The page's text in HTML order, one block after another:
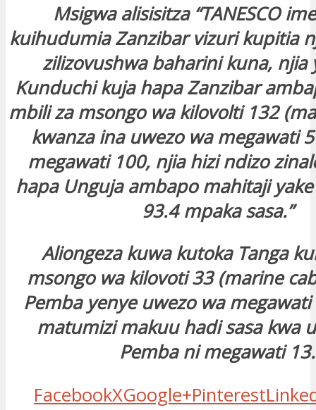
Msigwa alisisitza “TANESCO
kuihudumia Zanzibar vizuri kupitia
zilizovushwa baharini kuna, njia
Kunduchi kuja hapa Zanzibar
mbili za msongo wa kilovolti 132
kwanza ina uwezo wa megawati
megawati 100, njia hizi ndizo
hapa Unguja ambapo mahitaji
93.4 mpaka sasa.”
Aliongeza kuwa kutoka Tanga
msongo wa kilovoti 33 (marine
Pemba yenye uwezo wa
matumizi makuu hadi sasa kwa
Pemba ni megawati 13.
FacebookXGoogle+Pinterest